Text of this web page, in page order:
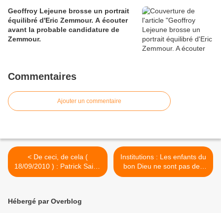
Geoffroy Lejeune brosse un portrait
équilibré d'Eric Zemmour. A écouter
avant la probable candidature de
Zemmour.
Commentaires
Ajouter un commentaire
< De ceci, de cela (
18/09/2010 ) : Patrick Saint-
Eloi, par Marc Decap.
Institutions : Les enfants du
bon Dieu ne sont pas des
canards sauvages, par
Hébergé par Overblog